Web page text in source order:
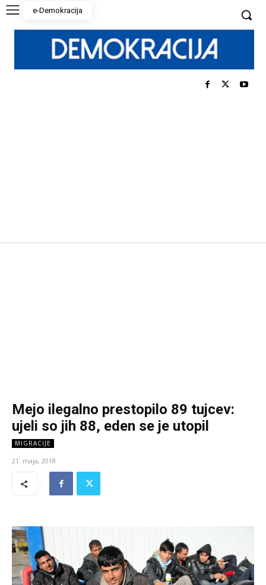
e-Demokracija
Mejo ilegalno prestopilo 89 tujcev:
ujeli so jih 88, eden se je utopil
MIGRACIJE
21. maja, 2018